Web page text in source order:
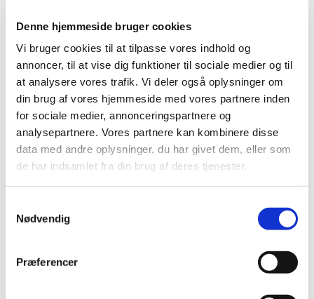
Denne hjemmeside bruger cookies
Vi bruger cookies til at tilpasse vores indhold og
annoncer, til at vise dig funktioner til sociale medier og til
at analysere vores trafik. Vi deler også oplysninger om
din brug af vores hjemmeside med vores partnere inden
for sociale medier, annonceringspartnere og
analysepartnere. Vores partnere kan kombinere disse
data med andre oplysninger, du har givet dem, eller som
de har indsamlet fra din brug af deres tjenester.
Nødvendig
Præferencer
Præsterækken